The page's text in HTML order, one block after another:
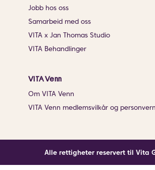
Jobb hos oss
Samarbeid med oss
VITA x Jan Thomas Studio
VITA Behandlinger
VITA Venn
Om VITA Venn
VITA Venn medlemsvilkår og
Alle rettigheter reservert til Vita